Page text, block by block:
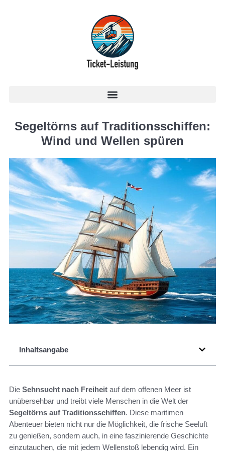
Segeltörns auf Traditionsschiffen:
Wind und Wellen spüren
Inhaltsangabe
Die Sehnsucht nach Freiheit auf dem offenen Meer ist
unübersehbar und treibt viele Menschen in die Welt der
Segeltörns auf Traditionsschiffen. Diese maritimen
Abenteuer bieten nicht nur die Möglichkeit, die frische Seeluft
zu genießen, sondern auch, in eine faszinierende Geschichte
einzutauchen, die mit jedem Wellenstoß lebendig wird. Ein